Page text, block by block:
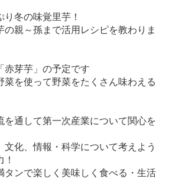
冬の味覚里芋！
の親～孫まで活用レシピを教わりま
赤芽芋」の予定です
菜を使って野菜をたくさん味わえる
通して第一次産業について関心を
化、情報・科学について考えよう
タンで楽しく美味しく食べる・生活